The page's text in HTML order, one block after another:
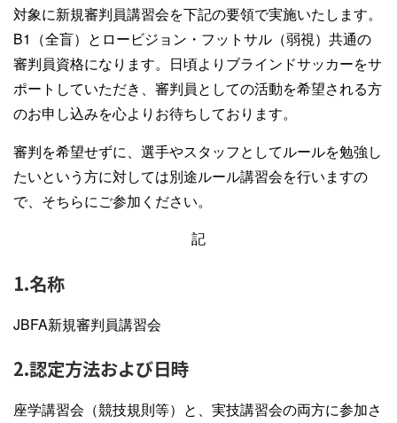
対象に新規審判員講習会を下記の要領で実施いたします。
B1（全盲）とロービジョン・フットサル（弱視）共通の
審判員資格になります。日頃よりブラインドサッカーをサ
ポートしていただき、審判員としての活動を希望される方
のお申し込みを心よりお待ちしております。
審判を希望せずに、選手やスタッフとしてルールを勉強し
たいという方に対しては別途ルール講習会を行いますの
で、そちらにご参加ください。
記
1.名称
JBFA新規審判員講習会
2.認定方法および日時
座学講習会（競技規則等）と、実技講習会の両方に参加さ